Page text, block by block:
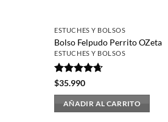
ESTUCHES Y BOLSOS
Bolso Felpudo Perrito OZeta
ESTUCHES Y BOLSOS
Valorado
$35.990
AÑADIR AL CARRITO